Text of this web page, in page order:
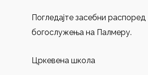
Погледајте засебни распоред
богослужења на Палмеру.
Цркевена школа